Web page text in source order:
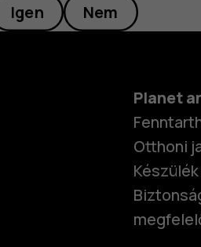
Igen Nem
Planet
Otthoni